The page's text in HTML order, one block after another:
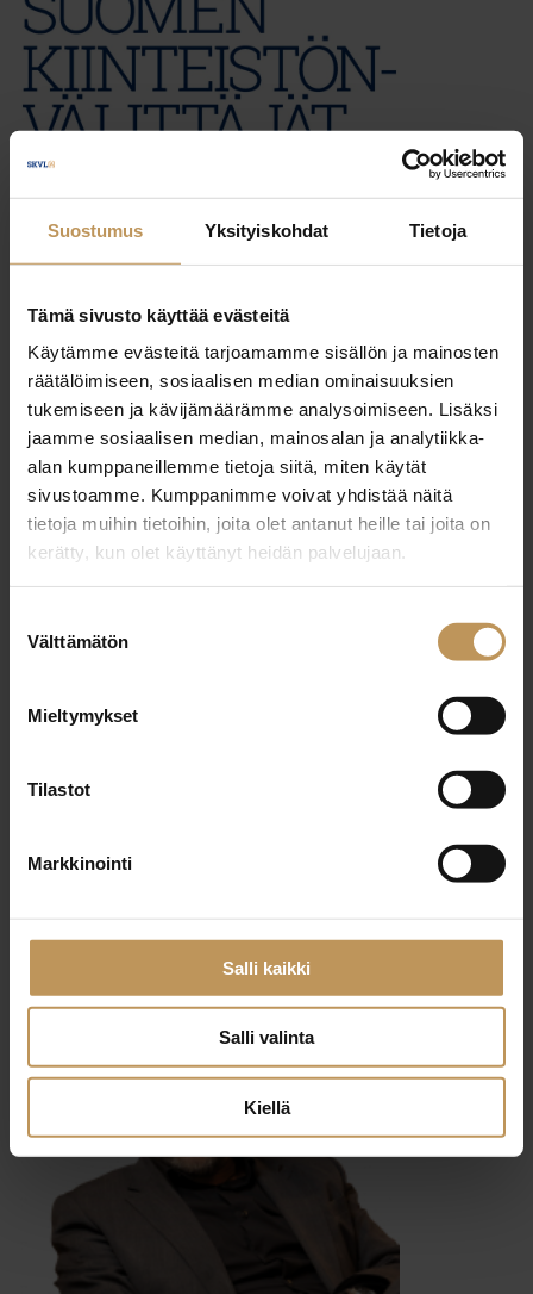
Suostumus Yksityiskohdat Tietoja
Tämä sivusto käyttää evästeitä
Käytämme evästeitä tarjoamamme sisällön ja mainosten
räätälöimiseen, sosiaalisen median ominaisuuksien
tukemiseen ja kävijämäärämme analysoimiseen. Lisäksi
jaamme sosiaalisen median, mainosalan ja analytiikka-
alan kumppaneillemme tietoja siitä, miten käytät
sivustoamme. Kumppanimme voivat yhdistää näitä
tietoja muihin tietoihin, joita olet antanut heille tai joita on
kerätty, kun olet käyttänyt heidän palvelujaan.
valinta
Välttämätön
Mieltymykset
Tilastot
Markkinointi
Salli kaikki
Salli valinta
Kiellä
Lue artikkeli
Heli Salonen